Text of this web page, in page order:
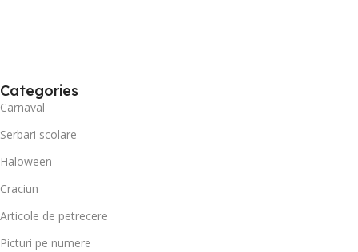
Categories
Carnaval
Serbari scolare
Haloween
Craciun
Articole de petrecere
Picturi pe numere